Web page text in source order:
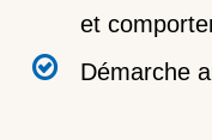
et
Démarche